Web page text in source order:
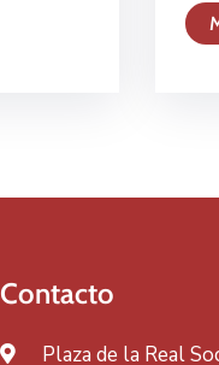
Contacto
Plaza de la Real